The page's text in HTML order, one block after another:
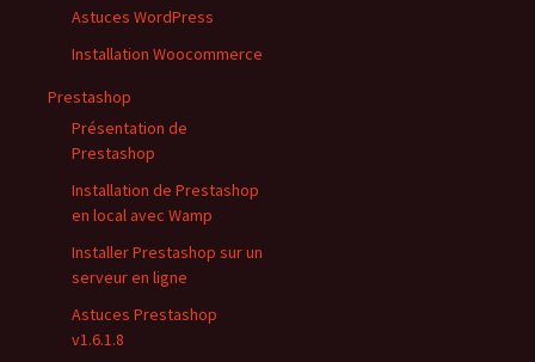
Astuces WordPress
Installation Woocommerce
Prestashop
Présentation de
Prestashop
Installation de Prestashop
en local avec Wamp
Installer Prestashop sur un
serveur en ligne
Astuces Prestashop
v1.6.1.8